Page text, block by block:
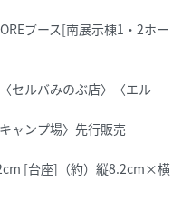
ブース[南展示棟1・2ホー
セルバみのぶ店〉〈エル
ャンプ場〉先行販売
[台座]（約）縦8.2cm×横